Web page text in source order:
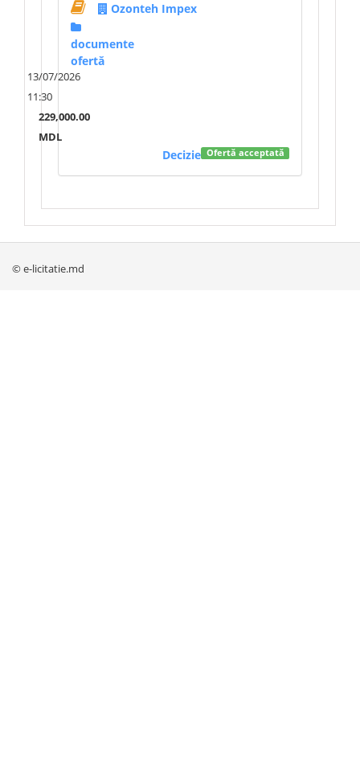
Ozonteh Impex
documente
ofertă
13/07/2026
11:30
229,000.00
MDL
Ofertă acceptată
Decizie
© e-licitatie.md